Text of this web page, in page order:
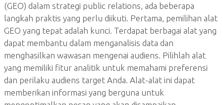
(GEO) dalam strategi public relations, ada beberapa
langkah praktis yang perlu diikuti. Pertama, pemilihan alat
GEO yang tepat adalah kunci. Terdapat berbagai alat yang
dapat membantu dalam menganalisis data dan
menghasilkan wawasan mengenai audiens. Pilihlah alat
yang memiliki fitur analitik untuk memahami preferensi
dan perilaku audiens target Anda. Alat-alat ini dapat
memberikan informasi yang berguna untuk